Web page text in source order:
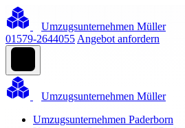
Umzugsunternehmen Müller
01579-2644055 Angebot anfordern
Umzugsunternehmen Müller
Umzugsunternehmen Paderborn